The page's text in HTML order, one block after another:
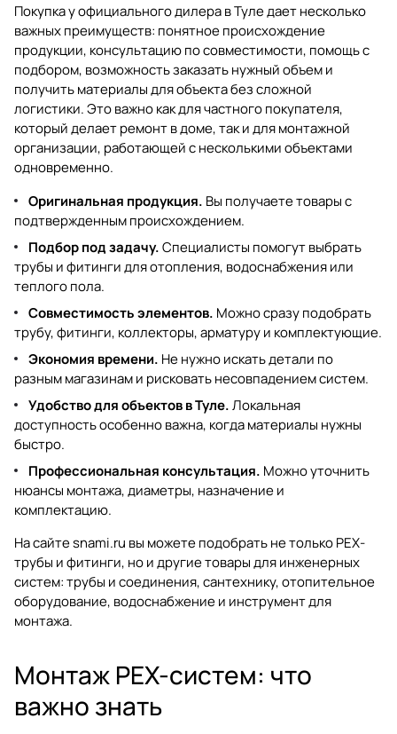
Покупка у официального дилера в Туле дает несколько
важных преимуществ: понятное происхождение
продукции, консультацию по совместимости, помощь с
подбором, возможность заказать нужный объем и
получить материалы для объекта без сложной
логистики. Это важно как для частного покупателя,
который делает ремонт в доме, так и для монтажной
организации, работающей с несколькими объектами
одновременно.
Оригинальная продукция. Вы получаете товары с
подтвержденным происхождением.
Подбор под задачу.Специалисты помогут выбрать
трубы и фитинги для отопления, водоснабжения или
теплого пола.
Совместимость элементов. Можно сразу подобрать
трубу, фитинги, коллекторы, арматуру и комплектующие.
Экономия времени. Не нужно искать детали по
разным магазинам и рисковать несовпадением систем.
Удобство для объектов в Туле.Локальная
доступность особенно важна, когда материалы нужны
быстро.
Профессиональная консультация. Можно уточнить
нюансы монтажа, диаметры, назначение и
комплектацию.
На сайтеsnami.ru вы можете подобрать не толькоPEX-
трубы и фитинги, но и другие товары для инженерных
систем:трубы и соединения,сантехнику,отопительное
оборудование, водоснабжениеи инструмент для
монтажа.
Монтаж PEX-систем: что
важно знать